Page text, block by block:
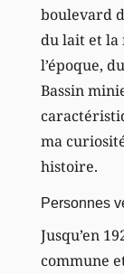
boulevard
du lait et la
l’époque,
Bassin
ma
histoire.
Personnes
Jusqu’en
commune